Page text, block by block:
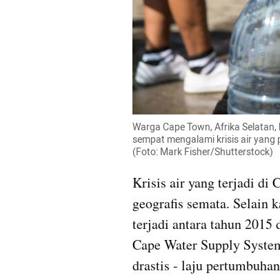
Warga Cape Town, Afrika
sempat mengalami krisis air
(Foto: Mark Fisher/Shutterstock)
Krisis air yang terjadi di
geografis semata. Selain
terjadi antara tahun 2015
Cape Water Supply
drastis - laju